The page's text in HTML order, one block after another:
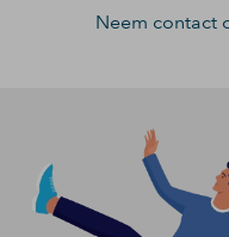
Neem contact